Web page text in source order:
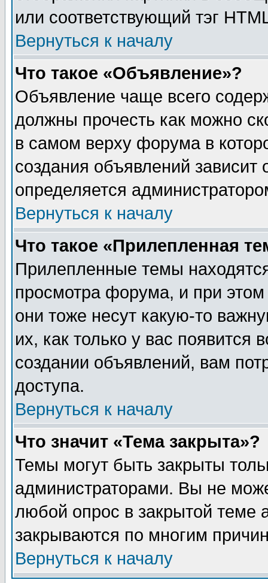
или соответствующий тэг
Вернуться к началу
Что такое «Объявление»?
Объявление чаще всего
должны прочесть как можно
в самом верху форума в
создания объявлений зависит
определяется
Вернуться к началу
Что такое «Прилепленная
Прилепленные темы
просмотра форума, и при
они тоже несут какую-то
их, как только у вас появится
создании объявлений, вам
доступа.
Вернуться к началу
Что значит «Тема закрыта»?
Темы могут быть закрыты
администраторами. Вы не
любой опрос в закрытой теме
закрываются по многим
Вернуться к началу